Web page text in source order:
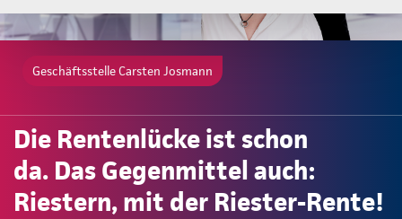
Geschäftsstelle Carsten Josmann
Die Rentenlücke ist schon
da. Das Gegenmittel auch:
Riestern, mit der Riester-Rente!